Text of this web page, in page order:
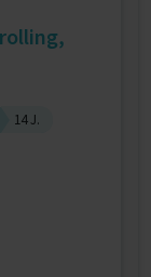
14 J.